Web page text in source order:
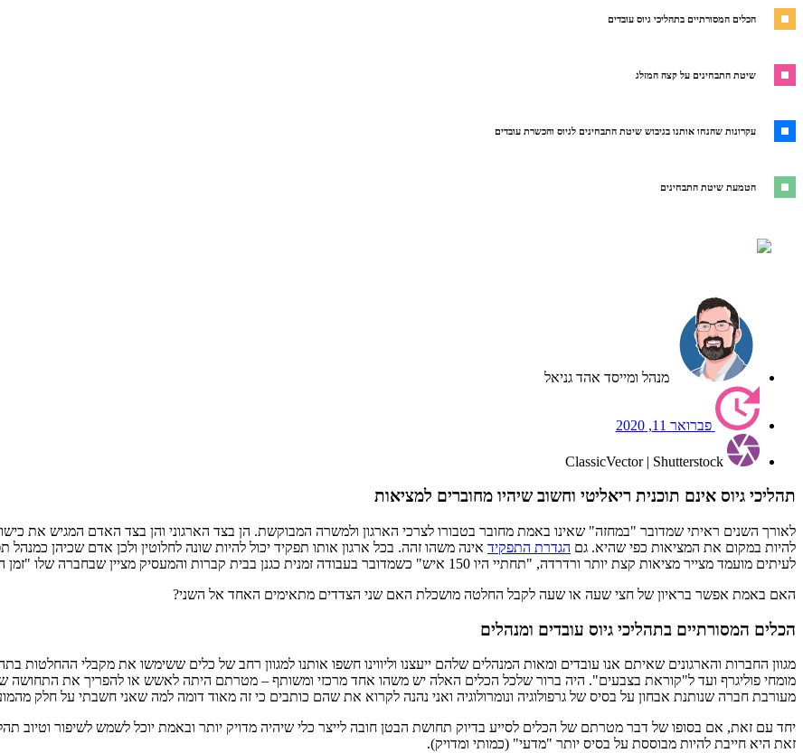
הכלים המסורתיים בתהליכי גיוס עובדים
שיטת התבחינים על קצה המזלג
עקרונות שהנחו אותנו בגיבוש שיטת התבחינים לגיוס והכשרת עובדים
הטמעת שיטת התבחינים
מנהל ומייסד אהד גניאל
פברואר 11, 2020
ClassicVector | Shutterstock
תהליכי גיוס אינם תוכנית ריאליטי וחשוב שיהיו מחוברים למציאות
לאורך השנים ראיתי שמדובר "במחזה" שאינו באמת מחובר בטבורו לצרכי הארגון ולמשרה המבוקשת. הן בצד הארגוני והן בצד האדם המגיש את
להיות במקום את המציאות כפי שהיא. גם הגדרת התפקיד אינה משהו זהה. בכל ארגון אותו תפקיד יכול להיות שונה לחלוטין ולכן אדם שכיהן
לעיתים מועמד מצייר מציאות קצת יותר ורדרדה, "תחתיי היו 150 איש" כשמדובר בעבודה זמנית כגנן בבית קברות והמעסיק מציין שבחברה שלו "זמן הבית מקודש" כשראיון העבודה נעשה ביום חמישי ב-19:30.
האם באמת אפשר בראיון של חצי שעה או שעה לקבל החלטה מושכלת האם שני הצדדים מתאימים האחד אל השני?
הכלים המסורתיים בתהליכי גיוס עובדים ומנהלים
מגוון החברות והארגונים שאיתם אנו עובדים ומאות המנהלים שלהם ייעצנו וליווינו חשפו אותנו למגוון רחב של כלים ששימשו את מקבלי ההחלטות
מומחי פוליגרף ועד ל"קוראת בצבעים". היה ברור שלכל הכלים האלה יש משהו אחד מרכזי ומשותף – מטרתם היתה לאשש או להפריך את התחושה
מעורבת חברה שנותנת אבחון על בסיס של גרפולוגיה ונומרולוגיה ואני נהנה לקרוא את שהם כותבים כי זה מאוד דומה למה שאני חשבתי על חלק
יחד עם זאת, אם בסופו של דבר מטרתם של הכלים לסייע בדיוק תחושת הבטן חובה לייצר כלי שיהיה מדויק יותר ובאמת יוכל לשמש לשיפור וטיוב
זאת היא חייבת להיות מבוססת על בסיס יותר "מדעי" (כמותי ומדויק).